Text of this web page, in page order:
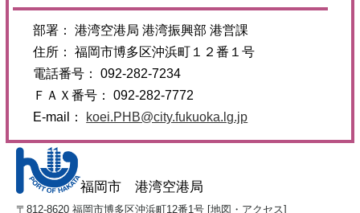
部署： 港湾空港局 港湾振興部 港営課
住所： 福岡市博多区沖浜町１２番１号
電話番号： 092-282-7234
ＦＡＸ番号： 092-282-7772
E-mail：
koei.PHB@city.fukuoka.lg.jp
福岡市 港湾空港局
〒812-8620 福岡市博多区沖浜町12番1号 [地図・アクセス]